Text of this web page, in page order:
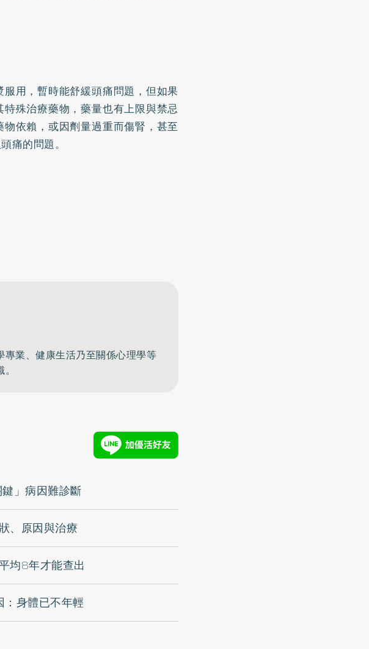
用，暫時能舒緩頭痛問題，但如果
殊治療藥物，藥量也有上限與禁忌
依賴，或因劑量過重而傷腎，甚至
痛的問題。
專業、健康生活乃至關係心理學等
」病因難診斷
、原因與治療
均8年才能查出
身體已不年輕